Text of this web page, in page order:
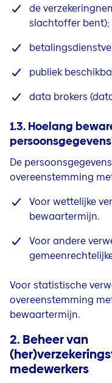
de
slachtoffer bent);
publiek
data brokers
1.3. Hoelang
De
overeenstemming
Voor wettelijke
bewaartermijn.
Voor andere
Voor statistische
overeenstemming
bewaartermijn.
2. Beheer van
medewerkers